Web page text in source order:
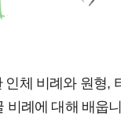
인체 비례와 원형,
비례에 대해 배웁